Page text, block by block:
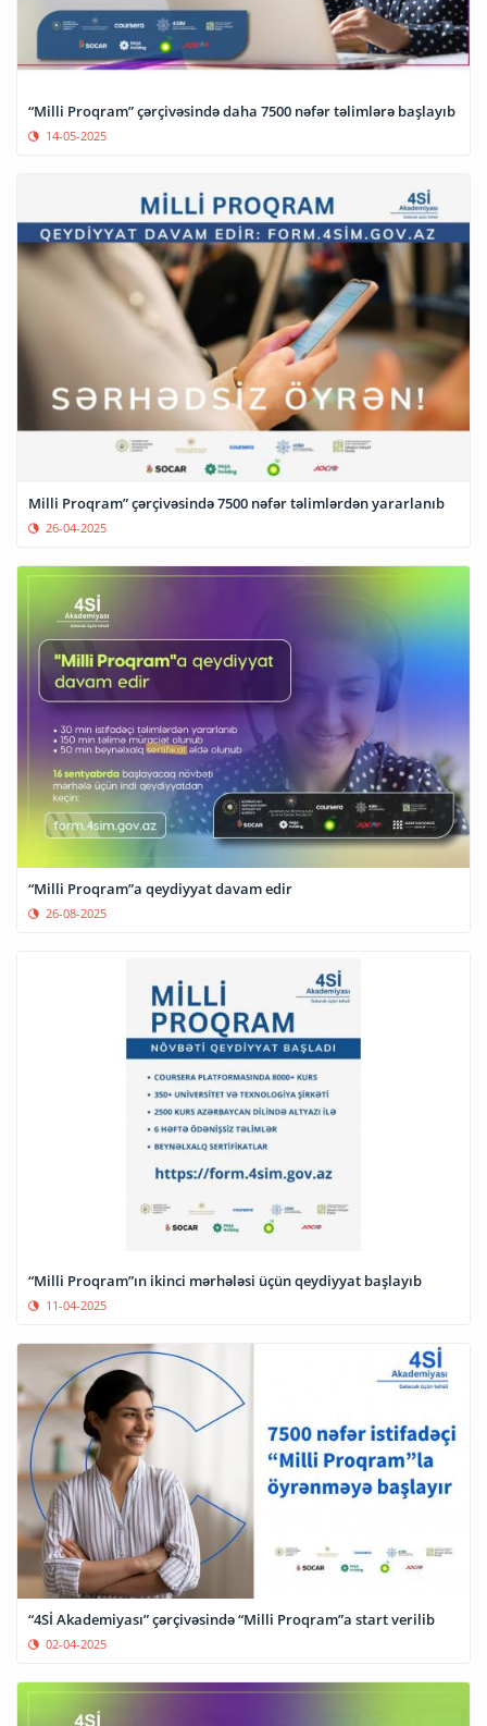
“Milli Proqram” çərçivəsində daha 7500 nəfər təlimlərə başlayıb
14-05-2025
Milli Proqram” çərçivəsində 7500 nəfər təlimlərdən yararlanıb
26-04-2025
“Milli Proqram”a qeydiyyat davam edir
26-08-2025
“Milli Proqram”ın ikinci mərhələsi üçün qeydiyyat başlayıb
11-04-2025
“4Sİ Akademiyası” çərçivəsində “Milli Proqram”a start verilib
02-04-2025